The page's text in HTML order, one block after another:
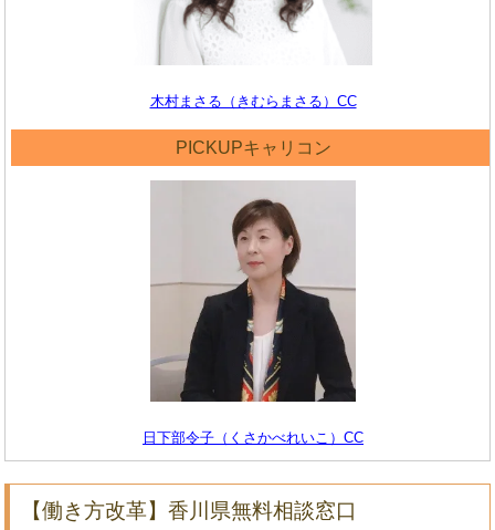
木村まさる（きむらまさる）CC
PICKUPキャリコン
日下部令子（くさかべれいこ）CC
【働き方改革】香川県無料相談窓口